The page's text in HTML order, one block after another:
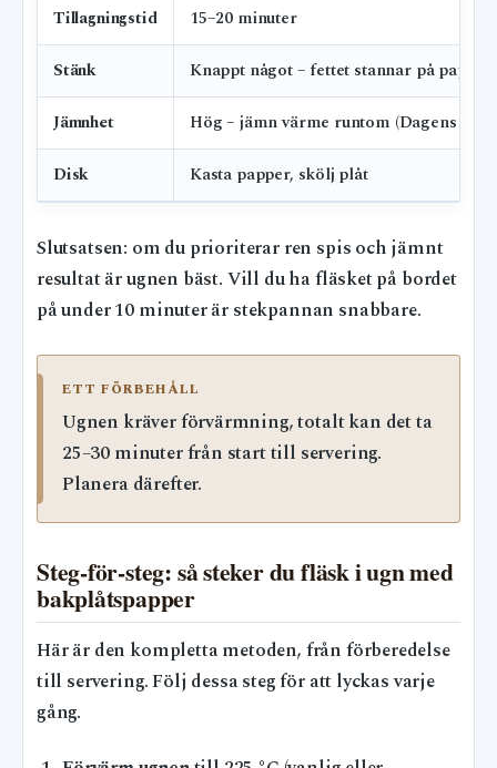
Tillagningstid 15–20 minuter
Stänk Knappt något – fettet stannar på pappret
Jämnhet Hög – jämn värme runtom (Dagens
Disk Kasta papper, skölj plåt
Slutsatsen: om du prioriterar ren spis och jämnt
resultat är ugnen bäst. Vill du ha fläsket på bordet
på under 10 minuter är stekpannan snabbare.
ETT FÖRBEHÅLL
Ugnen kräver förvärmning, totalt kan det ta
25–30 minuter från start till servering.
Planera därefter.
Steg-för-steg: så steker du fläsk i ugn med
bakplåtspapper
Här är den kompletta metoden, från förberedelse
till servering. Följ dessa steg för att lyckas varje
gång.